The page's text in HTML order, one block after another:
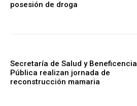
posesión de droga
Secretaría de Salud y Beneficencia
Pública realizan jornada de
reconstrucción mamaria